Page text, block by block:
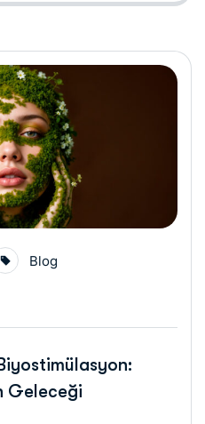
Blog
Geleceği